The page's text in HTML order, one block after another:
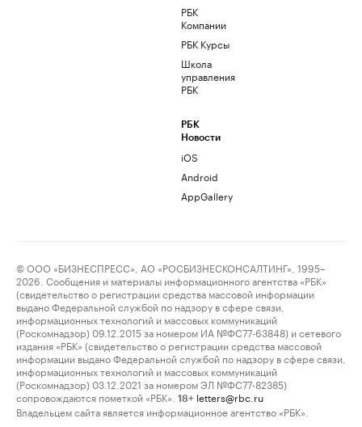
РБК
Компании
РБК Курсы
Школа
управления
РБК
РБК
Новости
iOS
Android
AppGallery
© ООО «БИЗНЕСПРЕСС», АО «РОСБИЗНЕСКОНСАЛТИНГ», 1995–
2026. Сообщения и материалы информационного агентства «РБК»
(свидетельство о регистрации средства массовой информации
выдано Федеральной службой по надзору в сфере связи,
информационных технологий и массовых коммуникаций
(Роскомнадзор) 09.12.2015 за номером ИА №ФС77-63848) и сетевого
издания «РБК» (свидетельство о регистрации средства массовой
информации выдано Федеральной службой по надзору в сфере связи,
информационных технологий и массовых коммуникаций
(Роскомнадзор) 03.12.2021 за номером ЭЛ №ФС77-82385)
сопровождаются пометкой «РБК».
18+ letters@rbc.ru
Владельцем сайта является информационное агентство «РБК».